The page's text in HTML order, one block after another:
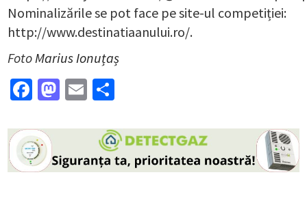
Nominalizările se pot face pe site-ul competiției:
http://www.destinatiaanului.ro/.
Foto Marius Ionuțaș
Facebook
Mastodon
Email